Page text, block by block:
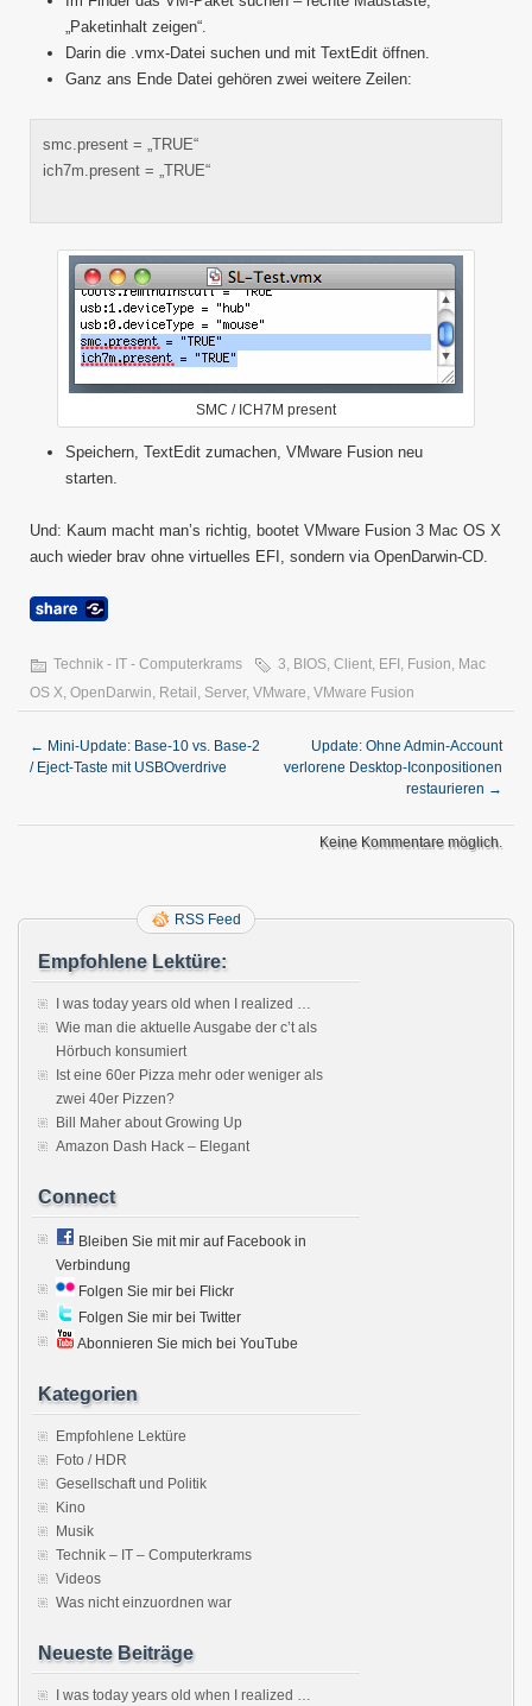
„Paketinhalt zeigen“.
Darin die .vmx-Datei suchen und mit TextEdit öffnen.
Ganz ans Ende Datei gehören zwei weitere Zeilen:
smc.present = „TRUE“
ich7m.present = „TRUE“
SMC / ICH7M present
Speichern, TextEdit zumachen, VMware Fusion neu
starten.
Und: Kaum macht man’s richtig, bootet VMware Fusion 3 Mac OS X
auch wieder brav ohne virtuelles EFI, sondern via OpenDarwin-CD.
Technik - IT - Computerkrams 3, BIOS, Client, EFI , Fusion, Mac
OS X, OpenDarwin, Retail , Server, VMware, VMware Fusion
← Mini-Update: Base-10 vs. Base-2
/ Eject-Taste mit USBOverdrive
Update: Ohne Admin-Account
verlorene Desktop-Iconpositionen
restaurieren →
Keine Kommentare möglich.
RSS Feed
Empfohlene Lektüre:
I was today years old when I realized …
Wie man die aktuelle Ausgabe der c’t als
Hörbuch konsumiert
Ist eine 60er Pizza mehr oder weniger als
zwei 40er Pizzen?
Bill Maher about Growing Up
Amazon Dash Hack – Elegant
Connect
Bleiben Sie mit mir auf Facebook in
Verbindung
Folgen Sie mir bei Flickr
Folgen Sie mir bei Twitter
Abonnieren Sie mich bei YouTube
Kategorien
Empfohlene Lektüre
Foto / HDR
Gesellschaft und Politik
Kino
Musik
Technik – IT – Computerkrams
Videos
Was nicht einzuordnen war
Neueste Beiträge
I was today years old when I realized …